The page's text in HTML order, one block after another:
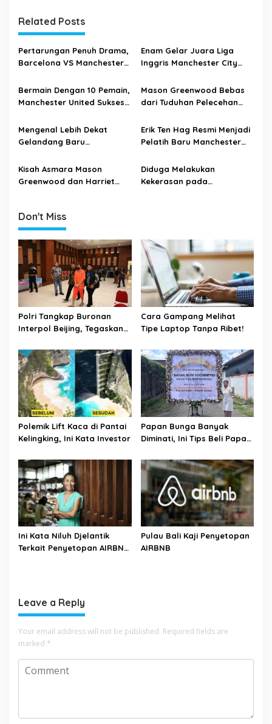
a
v
i
g
a
t
o
Related Posts
Pertarungan Penuh Drama,
Barcelona VS Manchester
Enam Gelar Juara Liga
Inggris Manchester City
Liverpool dan MU
Bermain Dengan 10 Pemain,
Manchester United Sukses
Palace
Mason Greenwood Bebas
dari Tuduhan Pelecehan
Mengenal Lebih Dekat
Gelandang Baru
Sabitzer!
Erik Ten Hag Resmi Menjadi
Pelatih Baru Manchester
Kisah Asmara Mason
Greenwood dan Harriet
Diduga Melakukan
Kekerasan pada
Don't Miss
Polri Tangkap Buronan
Interpol Beijing, Tegaskan
Kejahatan Transnasional
Cara Gampang Melihat
Tipe Laptop Tanpa Ribet!
Polemik Lift Kaca di Pantai
Kelingking, Ini Kata Investor
Papan Bunga Banyak
Diminati, Ini Tips Beli Papan
Ini Kata Niluh Djelantik
Terkait Penyetopan AIRBNB
Pulau Bali Kaji Penyetopan
AIRBNB
Leave a Reply
Your email address will not be published. Required fields are
marked *